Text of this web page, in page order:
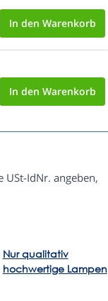
IdNr. angeben,
Nur qualitativ
hochwertige Lampen